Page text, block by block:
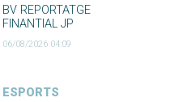
BV REPORTATGE
FINANTIAL JP
06/08/2026 04:09
ESPORTS